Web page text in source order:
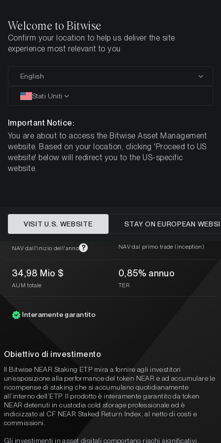
Pagina iniziale Tutti i prodotti
Bitwise
NEAR Staking ETP
1,14%
NAV dall'inizio dell'anno ? NAV dal primo trade (inception)
34,98 Mio $
AUM totale
0,85% annuo
TER
Interamente garantito
Obiettivo di investimento
Il Bitwise NEAR Staking ETP mira a fornire agli investitori
un’esposizione alla performance del token NEAR e ad accumulare le
ricompense di staking che si accumulano quotidianamente
all’interno dell’ETP. Il prodotto è interamente garantito da token
NEAR detenuti in custodia cold storage professionale ed è
indicizzato al CF NEAR Staked Return Index, al netto di costi e
commissioni.
Gli investimenti in asset digitali comportano rischi significativi,
Welcome to Bitwise
Confirm your location to help us deliver the site
experience most relevant to you
English
Stati Uniti
Important Notice:
You are about to access the Bitwise Asset Management
website. Based on your location, clicking 'Proceed to US
website' below will redirect you to the US-specific
website.
VISIT U.S. WEBSITE STAY ON EUROPEAN